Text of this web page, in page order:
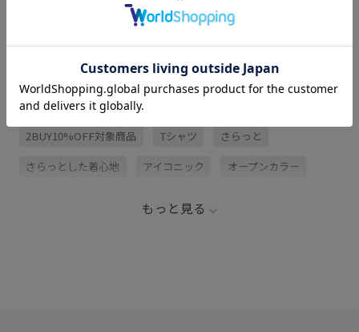
関連タグ
2BUY10%OFF対象商品 Tシャツ さらっと
さらっとした着心地 アイコニック オープンカラー
もっと見る